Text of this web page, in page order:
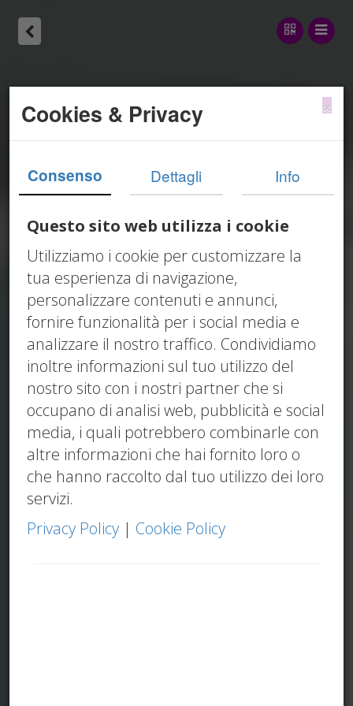
×
Cookies & Privacy
Consenso Dettagli Info
Questo sito web utilizza i cookie
Utilizziamo i cookie per customizzare la
tua esperienza di navigazione,
personalizzare contenuti e annunci,
fornire funzionalità per i social media e
analizzare il nostro traffico. Condividiamo
inoltre informazioni sul tuo utilizzo del
nostro sito con i nostri partner che si
occupano di analisi web, pubblicità e social
media, i quali potrebbero combinarle con
altre informazioni che hai fornito loro o
che hanno raccolto dal tuo utilizzo dei loro
servizi.
Privacy Policy | Cookie Policy